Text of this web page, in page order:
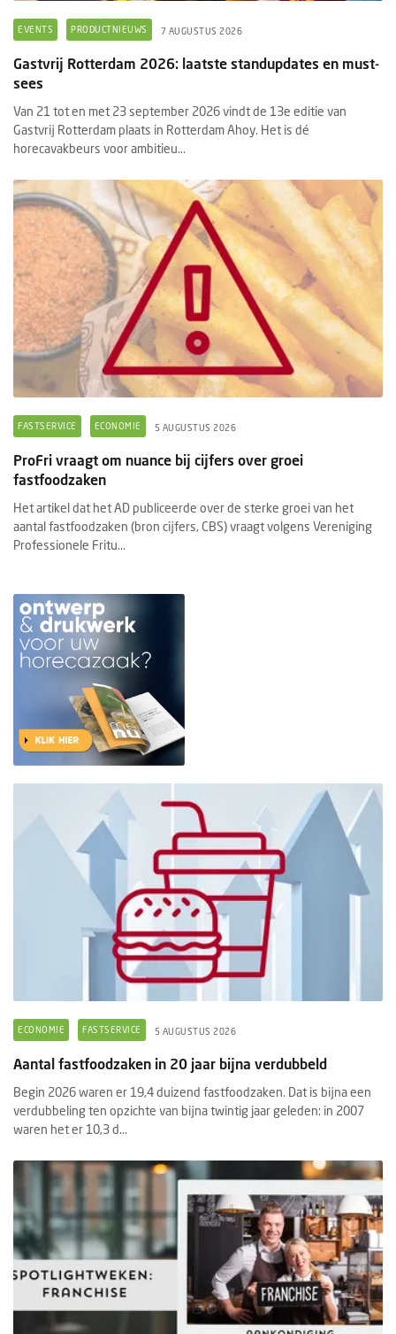
EVENTS PRODUCTNIEUWS 7 AUGUSTUS 2026
Gastvrij Rotterdam 2026: laatste standupdates en must-
sees
Van 21 tot en met 23 september 2026 vindt de 13e editie van
Gastvrij Rotterdam plaats in Rotterdam Ahoy. Het is dé
horecavakbeurs voor ambitieu...
FASTSERVICE ECONOMIE 5 AUGUSTUS 2026
ProFri vraagt om nuance bij cijfers over groei
fastfoodzaken
Het artikel dat het AD publiceerde over de sterke groei van het
aantal fastfoodzaken (bron cijfers, CBS) vraagt volgens Vereniging
Professionele Fritu...
ECONOMIE FASTSERVICE 5 AUGUSTUS 2026
Aantal fastfoodzaken in 20 jaar bijna verdubbeld
Begin 2026 waren er 19,4 duizend fastfoodzaken. Dat is bijna een
verdubbeling ten opzichte van bijna twintig jaar geleden: in 2007
waren het er 10,3 d...